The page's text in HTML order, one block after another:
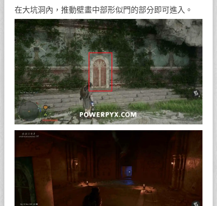
在大坑洞內，推動壁畫中部形似門的部分即可進入。